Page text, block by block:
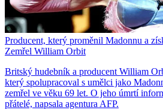
Producent, který proměnil Madonnu a
Zemřel William Orbit
Britský hudebník a producent William
který spolupracoval s umělci jako
zemřel ve věku 69 let. O jeho úmrtí
přátelé, napsala agentura AFP.